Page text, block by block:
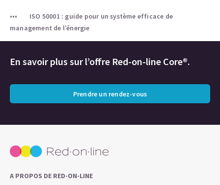
ISO 50001 : guide pour un système efficace de
management de l’énergie
En savoir plus sur l’offre Red-on-line Core®.
Prendre un rendez-vous
A PROPOS DE RED-ON-LINE